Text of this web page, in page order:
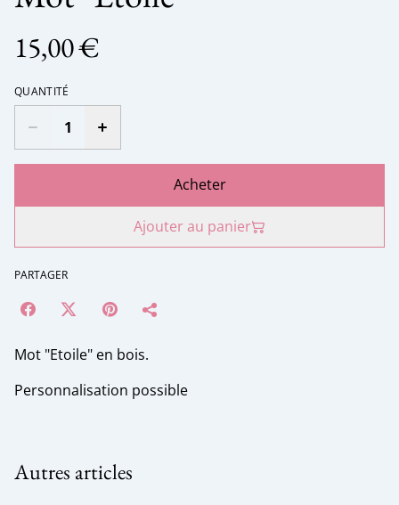
15,00 €
QUANTITÉ
Acheter
Ajouter au panier
PARTAGER
Mot "Etoile" en bois.
Personnalisation possible
Autres articles